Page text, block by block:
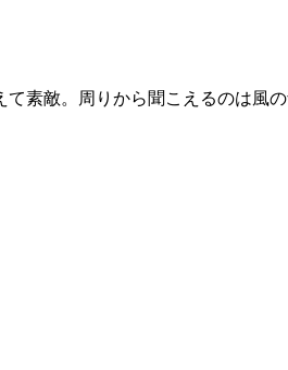
て素敵。周りから聞こえるのは
。